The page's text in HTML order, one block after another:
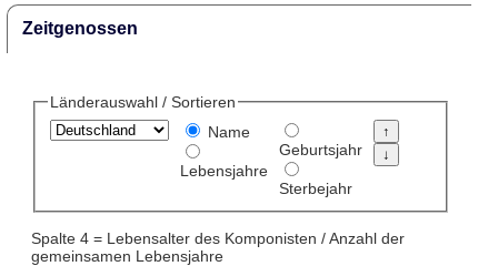
Zeitgenossen
Länderauswahl / Sortieren
Name
Lebensjahre
Geburtsjahr
Sterbejahr
Spalte 4 = Lebensalter des Komponisten / Anzahl der
gemeinsamen Lebensjahre